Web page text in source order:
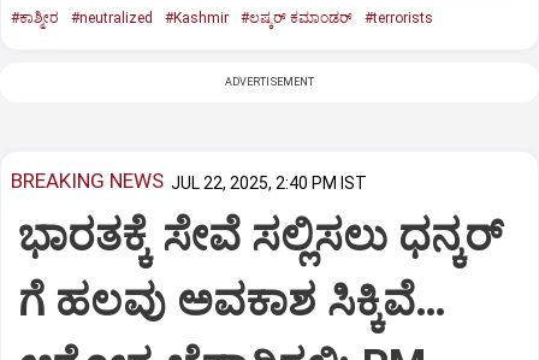
#ಕಾಶ್ಮೀರ #neutralized #Kashmir #ಲಷ್ಕರ್‌ ಕಮಾಂಡರ್‌ #terrorists
ADVERTISEMENT
BREAKING NEWS JUL 22, 2025, 2:40 PM IST
ಭಾರತಕ್ಕೆ ಸೇವೆ ಸಲ್ಲಿಸಲು ಧನ್ಕರ್‌
ಗೆ ಹಲವು ಅವಕಾಶ ಸಿಕ್ಕಿವೆ…